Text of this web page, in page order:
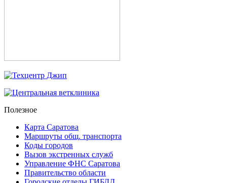
Полезное
Карта Саратова
Маршруты общ. транспорта
Коды городов
Вызов экстренных служб
Управление ФНС Саратова
Правительство области